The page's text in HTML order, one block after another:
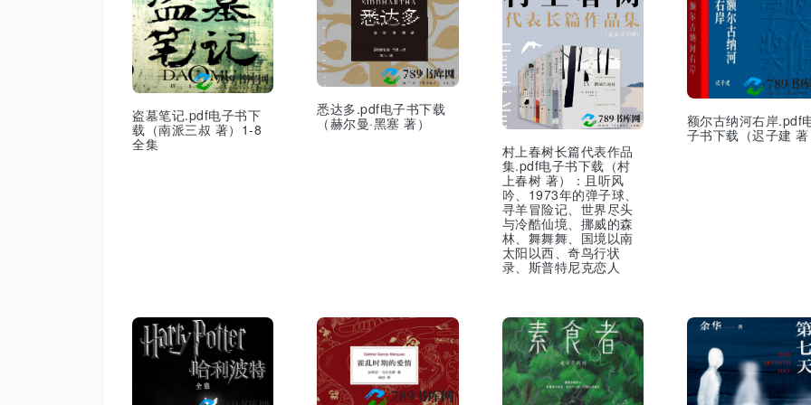
盗墓笔记.pdf电子书下
载（南派三叔 著）1-8
全集
悉达多.pdf电子书下载
（赫尔曼·黑塞 著）
村上春树长篇代表作品
集.pdf电子书下载（村
上春树 著）：且听风
吟、1973年的弹子球、
寻羊冒险记、世界尽头
与冷酷仙境、挪威的森
林、舞舞舞、国境以南
太阳以西、奇鸟行状
录、斯普特尼克恋人
额尔古纳河右岸.pdf
子书下载（迟子建